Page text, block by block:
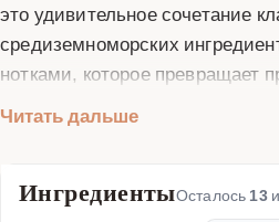
это удивительное сочетание
средиземноморских
нотками, которое превращает
сохраняет все лучшие
фета и аромат оливкового
Читать дальше
ИнгредиентыОсталось 13